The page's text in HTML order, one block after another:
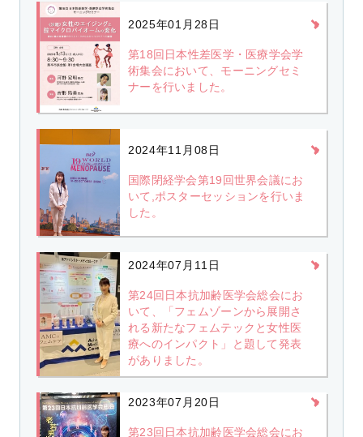
2025年01月28日
第18回日本性差医学・医療学会学
術集会において、モーニングセミ
ナーを行いました。
2024年11月08日
国際閉経学会第19回世界会議にお
いて,ポスターセッションを行いま
した。
2024年07月11日
第24回日本抗加齢医学会総会にお
いて、「フェムゾーンから展開さ
れる新たなフェムテックと女性医
療へのインパクト」と題して発表
がありました。
2023年07月20日
第23回日本抗加齢医学会総会にお